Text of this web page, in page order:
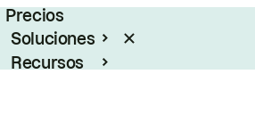
Precios
Soluciones
Recursos